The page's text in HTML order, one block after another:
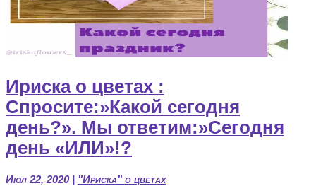
Ириска о цветах :
Спросите:»Какой сегодня
день?». Мы ответим:»Сегодня
день «ИЛИ»!?
Июл 22, 2020| "Ириска" о цветах